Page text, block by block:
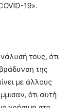
19».
τους, ότι
της
με άλλους
ότι αυτή